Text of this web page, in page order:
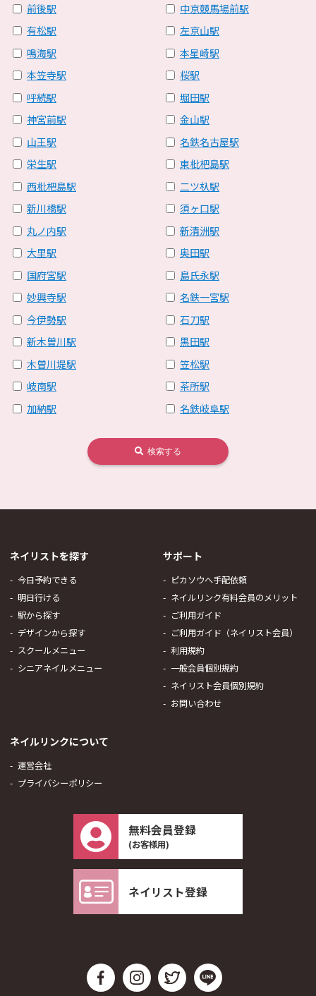
前後駅
中京競馬場前駅
有松駅
左京山駅
鳴海駅
本星崎駅
本笠寺駅
桜駅
呼続駅
堀田駅
神宮前駅
金山駅
山王駅
名鉄名古屋駅
栄生駅
東枇杷島駅
西枇杷島駅
二ツ杁駅
新川橋駅
須ヶ口駅
丸ノ内駅
新清洲駅
大里駅
奥田駅
国府宮駅
島氏永駅
妙興寺駅
名鉄一宮駅
今伊勢駅
石刀駅
新木曽川駅
黒田駅
木曽川堤駅
笠松駅
岐南駅
茶所駅
加納駅
名鉄岐阜駅
検索する
ネイリストを探す
今日予約できる
明日行ける
駅から探す
デザインから探す
スクールメニュー
シニアネイルメニュー
サポート
ピカソウへ手配依頼
ネイルリンク有料会員のメリット
ご利用ガイド
ご利用ガイド（ネイリスト会員）
利用規約
一般会員個別規約
ネイリスト会員個別規約
お問い合わせ
ネイルリンクについて
運営会社
プライバシーポリシー
無料会員登録
(お客様用)
ネイリスト登録